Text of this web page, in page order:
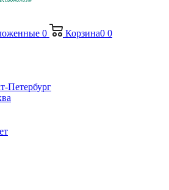
0 Корзина0 0
Петербург